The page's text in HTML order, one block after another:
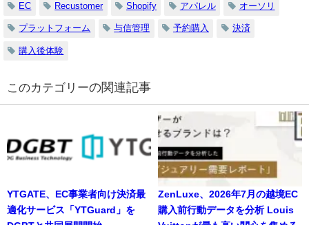
EC Recustomer Shopify アパレル オーソリ
プラットフォーム 与信管理 予約購入 決済
購入後体験
の関連記事
YTGATE、EC事業者向け決済最
適化サービス「YTGuard」を
ZenLuxe、2026年7月の越境EC
購入前行動データを分析 Louis